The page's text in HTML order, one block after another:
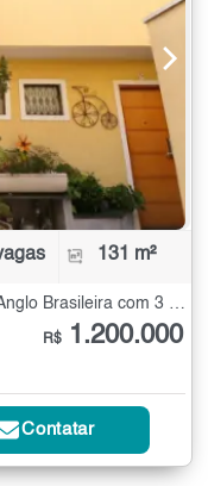
131 m²
R$ 1.200.000
Contatar